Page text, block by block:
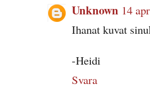
Unknown 14
Ihanat kuvat
-Heidi
Svara